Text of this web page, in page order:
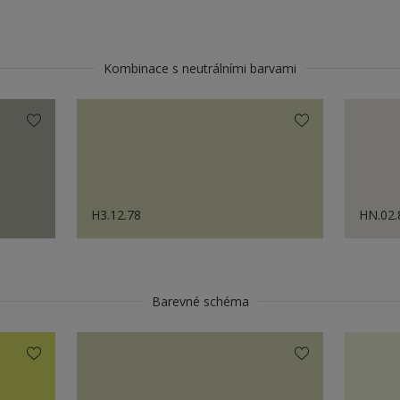
Kombinace s neutrálními barvami
H3.12.78
Barevné schéma